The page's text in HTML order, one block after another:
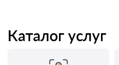
Каталог услуг